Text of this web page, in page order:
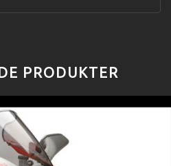
PRODUKTER